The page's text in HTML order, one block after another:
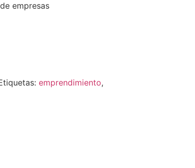
empresas
emprendimiento,